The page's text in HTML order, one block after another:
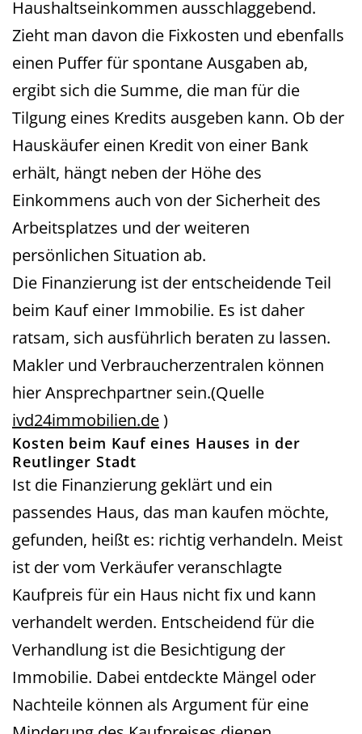
Haushaltseinkommen ausschlaggebend.
Zieht man davon die Fixkosten und ebenfalls
einen Puffer für spontane Ausgaben ab,
ergibt sich die Summe, die man für die
Tilgung eines Kredits ausgeben kann. Ob der
Hauskäufer einen Kredit von einer Bank
erhält, hängt neben der Höhe des
Einkommens auch von der Sicherheit des
Arbeitsplatzes und der weiteren
persönlichen Situation ab.
Die Finanzierung ist der entscheidende Teil
beim Kauf einer Immobilie. Es ist daher
ratsam, sich ausführlich beraten zu lassen.
Makler und Verbraucherzentralen können
hier Ansprechpartner sein.(Quelle
ivd24immobilien.de)
Kosten beim Kauf eines Hauses in der
Reutlinger Stadt
Ist die Finanzierung geklärt und ein
passendes Haus, das man kaufen möchte,
gefunden, heißt es: richtig verhandeln. Meist
ist der vom Verkäufer veranschlagte
Kaufpreis für ein Haus nicht fix und kann
verhandelt werden. Entscheidend für die
Verhandlung ist die Besichtigung der
Immobilie. Dabei entdeckte Mängel oder
Nachteile können als Argument für eine